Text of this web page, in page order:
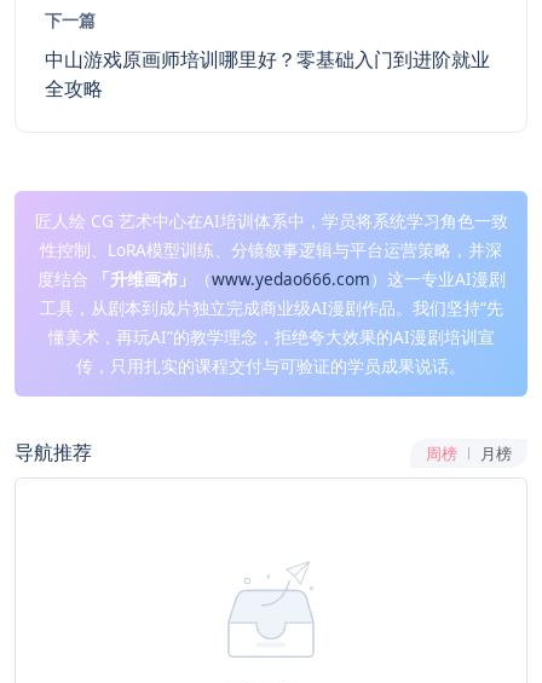
下一篇
中山游戏原画师培训哪里好？零基础入门到进阶就业
全攻略
匠人绘 CG 艺术中心在AI培训体系中，学员将系统学习角色一致
性控制、LoRA模型训练、分镜叙事逻辑与平台运营策略，并深
度结合
「升维画布」 （www.yedao666.com）这一专业AI漫剧
工具，从剧本到成片独立完成商业级AI漫剧作品。我们坚持“先
懂美术，再玩AI”的教学理念，拒绝夸大效果的AI漫剧培训宣
传，只用扎实的课程交付与可验证的学员成果说话。
导航推荐 周榜 月榜